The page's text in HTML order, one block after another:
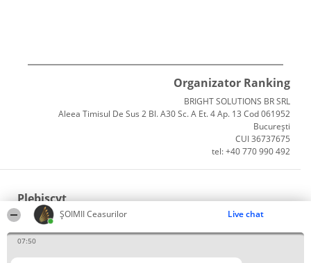
ȘOIMII Ceasurilor Live chat
07:50
Organizator Ranking
BRIGHT SOLUTIONS BR SRL
Aleea Timisul De Sus 2 Bl. A30 Sc. A Et. 4 Ap. 13 Cod 061952
București
CUI 36737675
tel: +40 770 990 492
Plebiscyt
Câștigătorii
Reguli